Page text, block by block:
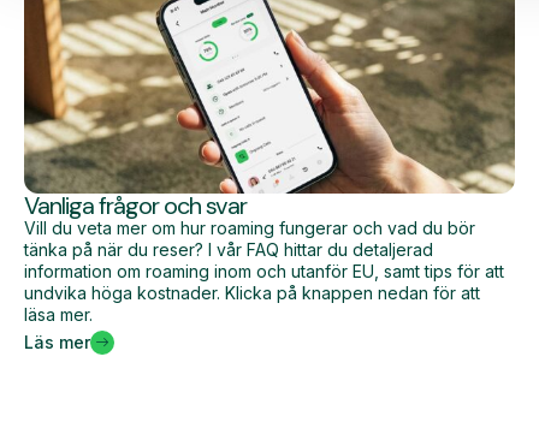
Vanliga frågor och svar
Vill du veta mer om hur roaming fungerar och vad du bör
tänka på när du reser? I vår FAQ hittar du detaljerad
information om roaming inom och utanför EU, samt tips för att
undvika höga kostnader. Klicka på knappen nedan för att
läsa mer.
Läs mer